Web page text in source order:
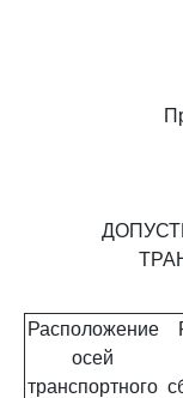
Расположение
осей
транспортного